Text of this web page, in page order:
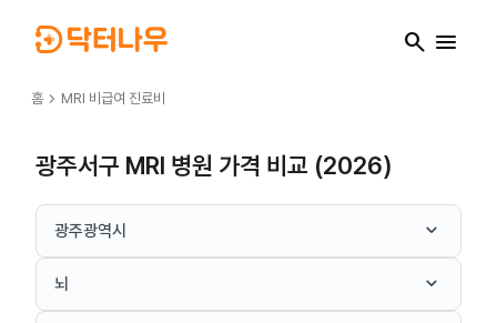
search menu
홈 chevron_right MRI 비급여 진료비
광주서구 MRI 병원 가격 비교 (2026)
광주광역시 keyboard_arrow_down
뇌 keyboard_arrow_down